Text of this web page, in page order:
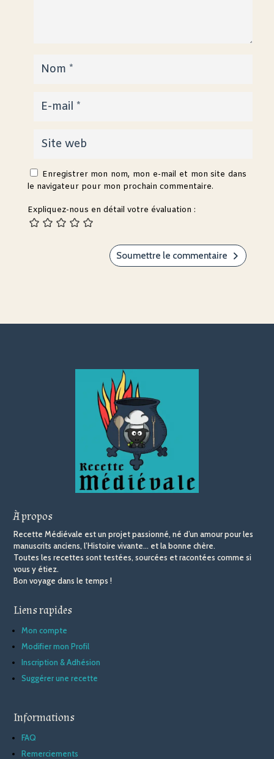
Enregistrer mon nom, mon e-mail et mon site dans
le navigateur pour mon prochain commentaire.
Expliquez-nous en détail votre évaluation :
Soumettre le commentaire
À propos
Recette Médiévale est un projet passionné, né d’un amour pour les
manuscrits anciens, l’Histoire vivante… et la bonne chère.
Toutes les recettes sont testées, sourcées et racontées comme si
vous y étiez.
Bon voyage dans le temps !
Liens rapides
Mon compte
Modifier mon Profil
Inscription & Adhésion
Suggérer une recette
Informations
FAQ
Remerciements